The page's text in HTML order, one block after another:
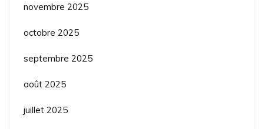
novembre 2025
octobre 2025
septembre 2025
août 2025
juillet 2025